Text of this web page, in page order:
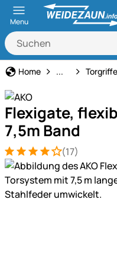
Menu
Home Weidezaun
...
Flexigate,
7,5m Band
Bewertung: 4 von 5 (17
17 Bewertungen
(17)
Produktgalerie